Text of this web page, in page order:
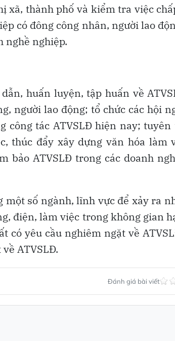
xã, thành phố và kiểm tra việc
có đông công nhân, người lao
nghề nghiệp.
huấn luyện, tập huấn về
người lao động; tổ chức các hội
công tác ATVSLĐ hiện nay;
thúc đẩy xây dựng văn hóa làm
bảo ATVSLĐ trong các doanh
số ngành, lĩnh vực để xảy ra
điện, làm việc trong không gian
có yêu cầu nghiêm ngặt về
ATVSLĐ.
Đánh giá bài viết